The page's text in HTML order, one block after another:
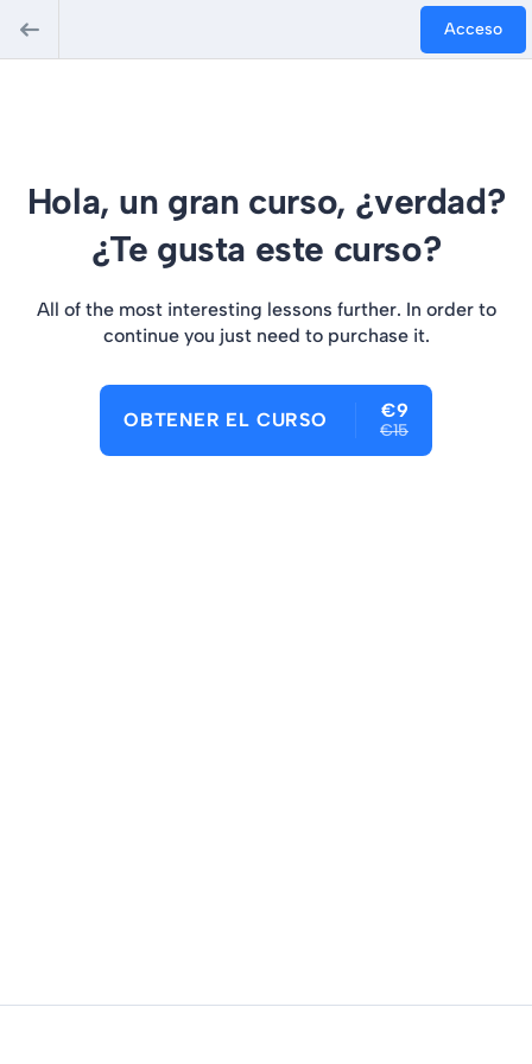
Acceso
Hola, un gran curso, ¿verdad?
¿Te gusta este curso?
All of the most interesting lessons further. In order to
continue you just need to purchase it.
OBTENER EL CURSO €9
€15